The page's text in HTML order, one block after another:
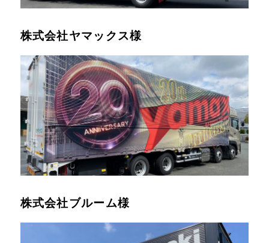
株式会社ヤマックス様
株式会社ブルーム様